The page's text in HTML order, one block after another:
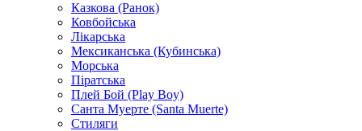
Казкова (Ранок)
Ковбойська
Лікарська
Мексиканська (Кубинська)
Морська
Піратська
Плей Бой (Play Boy)
Санта Муерте (Santa Muerte)
Стиляги